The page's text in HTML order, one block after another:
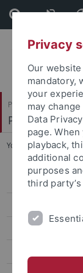
Skip
to
content
Skip
to
footer
Philosophische
Prof. Dr.
You are here:
Cursus
Modalités de
Privacy
Our
mandatory,
your
may
Data
page.
playback,
additional
purposes
third